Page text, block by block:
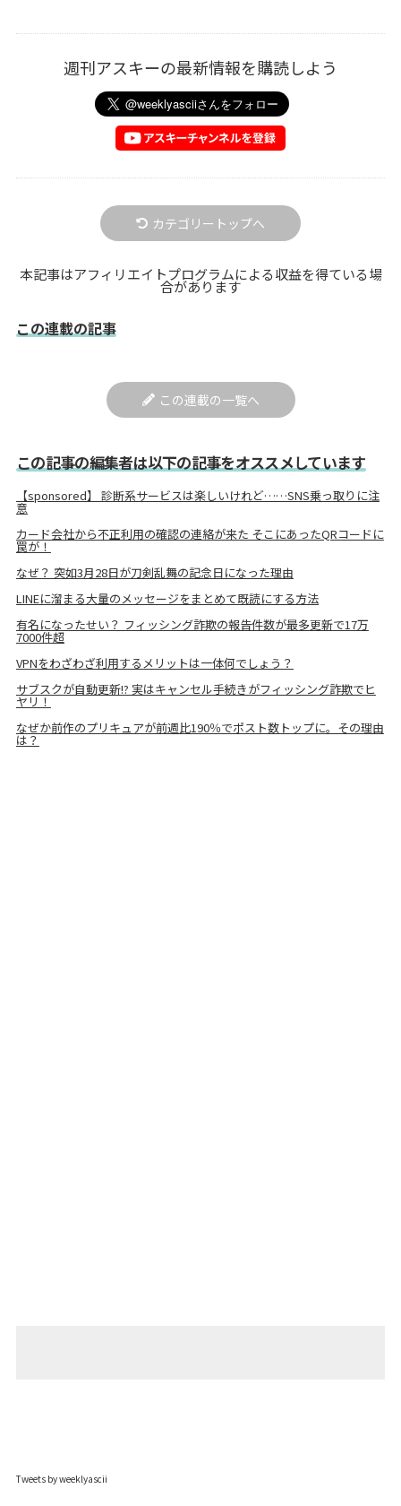
週刊アスキーの最新情報を購読しよう
カテゴリートップへ
本記事はアフィリエイトプログラムによる収益を得ている場
合があります
この連載の記事
この連載の一覧へ
この記事の編集者は以下の記事をオススメしています
【sponsored】 診断系サービスは楽しいけれど……SNS乗っ取りに注
意
カード会社から不正利用の確認の連絡が来た そこにあったQRコードに
罠が！
なぜ？ 突如3月28日が刀剣乱舞の記念日になった理由
LINEに溜まる大量のメッセージをまとめて既読にする方法
有名になったせい？ フィッシング詐欺の報告件数が最多更新で17万
7000件超
VPNをわざわざ利用するメリットは一体何でしょう？
サブスクが自動更新!? 実はキャンセル手続きがフィッシング詐欺でヒ
ヤリ！
なぜか前作のプリキュアが前週比190％でポスト数トップに。その理由
は？
Tweets by weeklyascii